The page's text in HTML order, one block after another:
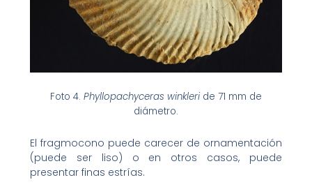
Foto 4. Phyllopachyceras winkleri de 71 mm de
diámetro.
El fragmocono puede carecer de ornamentación
(puede ser liso) o en otros casos, puede
presentar finas estrías.